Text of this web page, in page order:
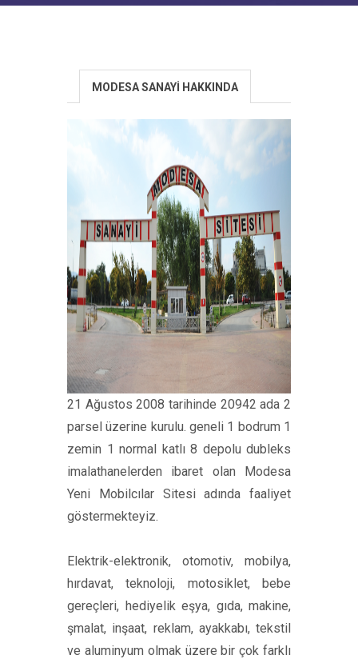
MODESA SANAYİ HAKKINDA
21 Ağustos 2008 tarihinde 20942 ada 2
parsel üzerine kurulu. geneli 1 bodrum 1
zemin 1 normal katlı 8 depolu dubleks
imalathanelerden ibaret olan Modesa
Yeni Mobilcılar Sitesi adında faaliyet
göstermekteyiz.
Elektrik-elektronik, otomotiv, mobilya,
hırdavat, teknoloji, motosiklet, bebe
gereçleri, hediyelik eşya, gıda, makine,
şmalat, inşaat, reklam, ayakkabı, tekstil
ve aluminyum olmak üzere bir çok farklı